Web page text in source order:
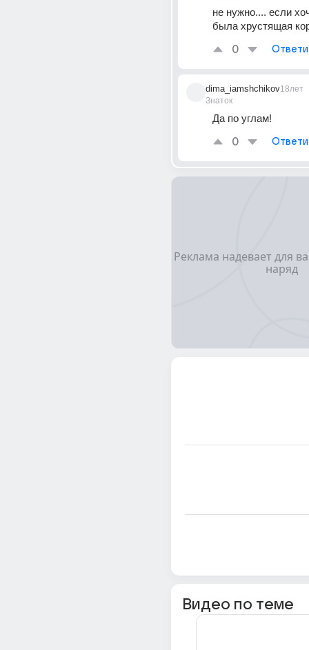
не нужно.... если
была хрустящая
0
dima_iamshchikov
Знаток
18лет
Да по углам!
0
Видео по теме